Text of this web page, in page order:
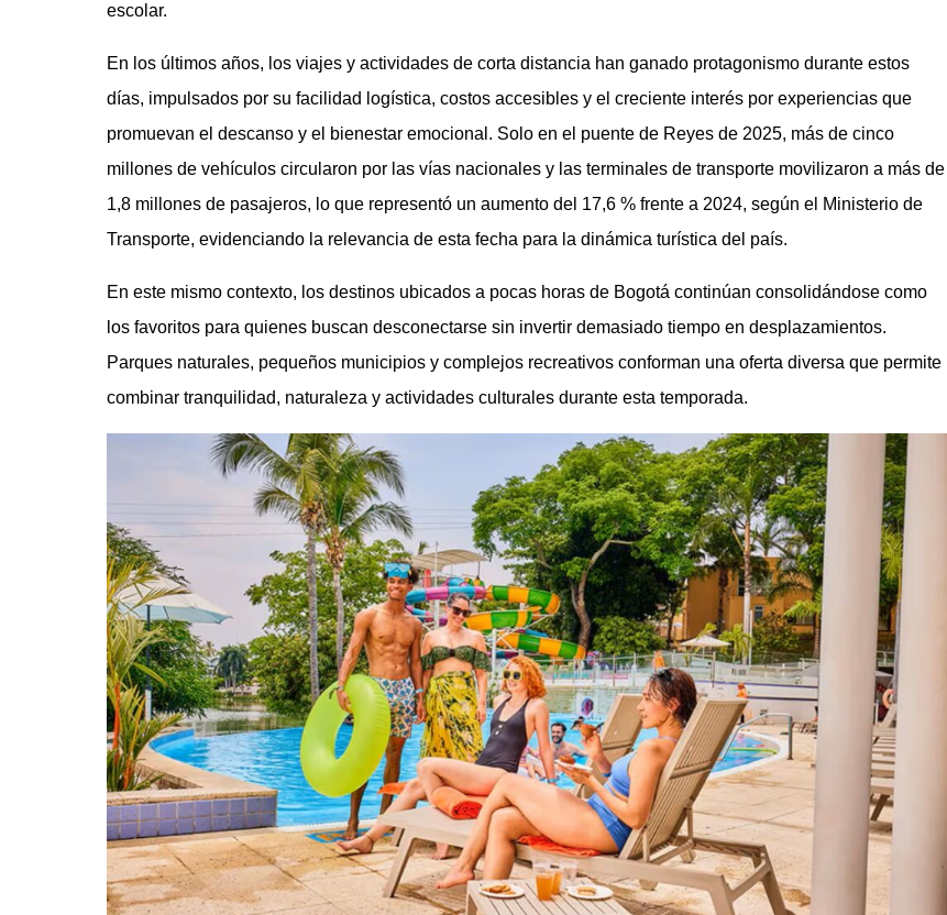
escolar.
En los últimos años, los viajes y actividades de corta distancia han ganado protagonismo durante estos
días, impulsados por su facilidad logística, costos accesibles y el creciente interés por experiencias que
promuevan el descanso y el bienestar emocional. Solo en el puente de Reyes de 2025, más de cinco
millones de vehículos circularon por las vías nacionales y las terminales de transporte movilizaron a más de
1,8 millones de pasajeros, lo que representó un aumento del 17,6 % frente a 2024, según el Ministerio de
Transporte, evidenciando la relevancia de esta fecha para la dinámica turística del país.
En este mismo contexto, los destinos ubicados a pocas horas de Bogotá continúan consolidándose como
los favoritos para quienes buscan desconectarse sin invertir demasiado tiempo en desplazamientos.
Parques naturales, pequeños municipios y complejos recreativos conforman una oferta diversa que permite
combinar tranquilidad, naturaleza y actividades culturales durante esta temporada.